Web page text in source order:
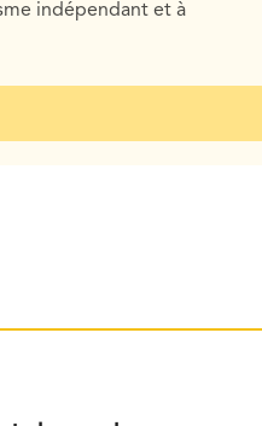
indépendant et à